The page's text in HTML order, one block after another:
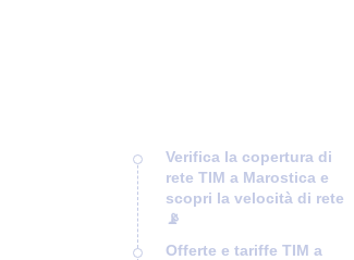
Verifica la copertura di
rete TIM a Marostica e
scopri la velocità di rete
📡
Offerte e tariffe TIM a